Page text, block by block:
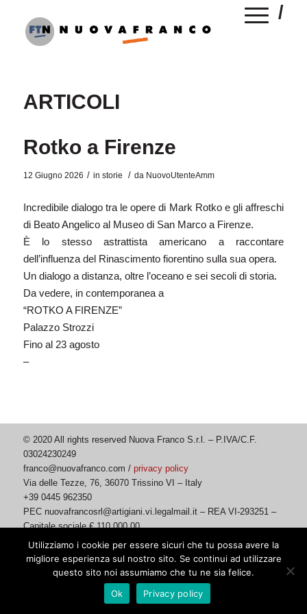
ARTICOLI
Rotko a Firenze
12 Giugno 2026 / in storie / da NuovoUtenteAmm
Incredibile dialogo tra le opere di Mark Rotko e gli affreschi
di Beato Angelico al Museo di San Marco a Firenze.
È lo stesso astrattista americano a raccontare
dell’influenza del Rinascimento fiorentino sulla sua opera.
Un dialogo a distanza, oltre l’oceano e sei secoli di storia.
Da vedere, in contemporanea a
“ROTKO A FIRENZE”
Palazzo Strozzi
Fino al 23 agosto
–
© 2020 All rights reserved Nuova Franco S.r.l. – P.IVA/C.F.
03024230249
franco@nuovafranco.com / privacy policy
Via delle Tezze, 76, 36070 Trissino VI – Italy
+39 0445 962350
PEC nuovafrancosrl@artigiani.vi.legalmail.it – REA VI-293251 –
Capitale sociale € 110.000,00
Utilizziamo i cookie per essere sicuri che tu possa avere la
migliore esperienza sul nostro sito. Se continui ad utilizzare
questo sito noi assumiamo che tu ne sia felice.
Ok
Privacy policy